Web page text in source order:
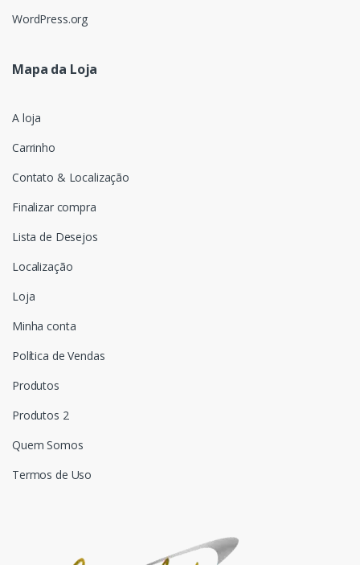
WordPress.org
Mapa da Loja
A loja
Carrinho
Contato & Localização
Finalizar compra
Lista de Desejos
Localização
Loja
Minha conta
Política de Vendas
Produtos
Produtos 2
Quem Somos
Termos de Uso